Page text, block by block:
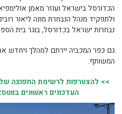
הכדורסל בישראל ועוזר מאמן
ולתפקיד מנהל הנבחרת מונה ליאור
נבחרות ישראל בכדורסל, בוגר בית
גם כפר המכביה יירתם למהלך ויחדש
המשותף.
>> להצטרפות לרשימת התפוצה
העדכונים ראשונים